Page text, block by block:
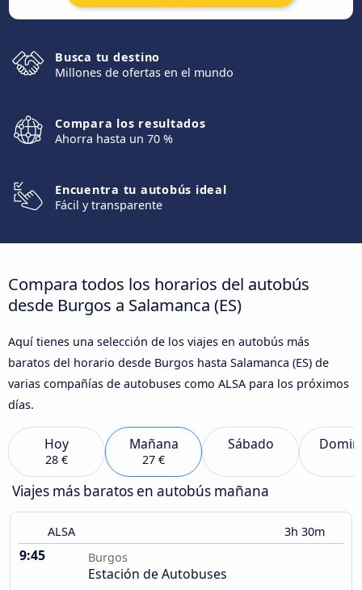
Busca tu destino
Millones de ofertas en el mundo
Compara los resultados
Ahorra hasta un 70 %
Encuentra tu autobús ideal
Fácil y transparente
Compara todos los horarios del autobús
desde Burgos a Salamanca (ES)
Aquí tienes una selección de los viajes en autobús más
baratos del horario desde Burgos hasta Salamanca (ES) de
varias compañías de autobuses como ALSA para los próximos
días.
Hoy
28 €
Mañana
27 €
Sábado
Viajes más baratos en autobús mañana
ALSA 3h 30m
9:45 Burgos
Estación de Autobuses